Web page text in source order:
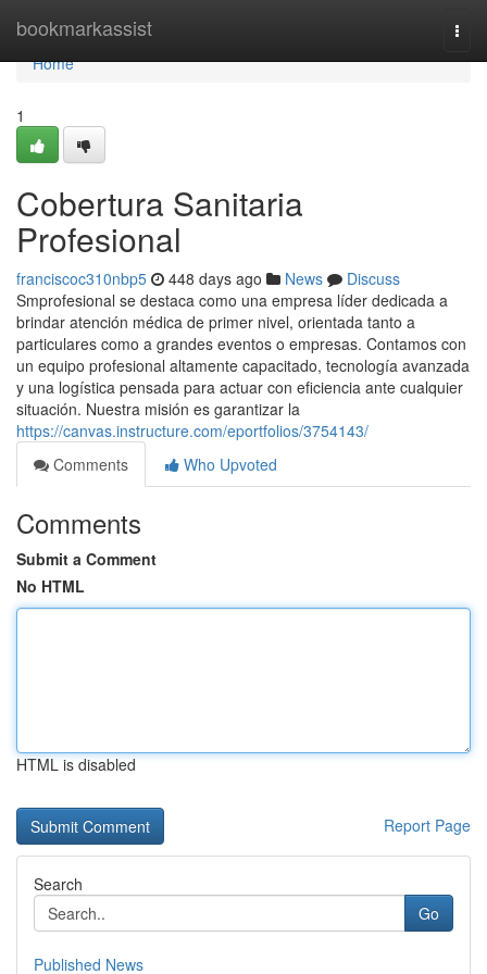
bookmarkassist
Home
Home
1
Cobertura Sanitaria
Profesional
franciscoc310nbp5 448 days ago News
Discuss
Smprofesional se destaca como una empresa líder dedicada a
brindar atención médica de primer nivel, orientada tanto a
particulares como a grandes eventos o empresas. Contamos con
un equipo profesional altamente capacitado, tecnología avanzada
y una logística pensada para actuar con eficiencia ante cualquier
situación. Nuestra misión es garantizar la
https://canvas.instructure.com/eportfolios/3754143/
Comments
Who Upvoted
Comments
Submit a Comment
No HTML
HTML is disabled
Report Page
Search
Go
Published News